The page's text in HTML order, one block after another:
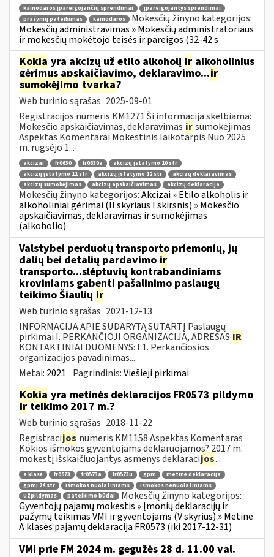
kainodaros įpareigojančių sprendimai
įpareigojantys sprendimai
prašymų pateikimas
kainodaros
Mokesčių žinyno kategorijos:
Mokesčių administravimas » Mokesčių administratoriaus
ir mokesčių mokėtojo teisės ir pareigos (32-42 s
Kokia yra akcizų už etilo alkoholį ir alkoholinius
gėrimus apskaičiavimo, deklaravimo...ir
sumokėjimo tvarka?
Web turinio sąrašas 2025-09-01
Registracijos numeris KM1271 Ši informacija skelbiama:
Mokesčio apskaičiavimas, deklaravimas irsumokėjimas
Aspektas Komentarai Mokestinis laikotarpis Nuo 2025
m. rugsėjo 1...
akcizai fr0630 fr0630a
akcizų įstatymo 10 str
akcizų įstatymo 11 str
akcizų įstatymo 12 str
akcizų deklaravimas
akcizų sumokėjimas
akcizų apskaičiavimas akcizų deklaracija
Mokesčių žinyno kategorijos:Akcizai » Etilo alkoholis ir
alkoholiniai gėrimai (II skyriaus I skirsnis) » Mokesčio
apskaičiavimas, deklaravimas ir sumokėjimas
(alkoholio)
Valstybei perduotų transporto priemonių, jų
dalių bei detalių pardavimo ir
transporto...slėptuvių kontrabandiniams
kroviniams gabenti pašalinimo paslaugų
teikimo Šiaulių ir
Web turinio sąrašas 2021-12-13
INFORMACIJA APIE SUDARYTĄ SUTARTĮ Paslaugų
pirkimai I. PERKANČIOJI ORGANIZACIJA, ADRESAS IR
KONTAKTINIAI DUOMENYS: I.1. Perkančiosios
organizacijos pavadinimas...
Metai: 2021 Pagrindinis:Viešieji pirkimai
Kokia yra metinės deklaracijos FR0573 pildymo
irteikimo 2017 m.?
Web turinio sąrašas 2018-11-22
Registracijos numeris KM1158 Aspektas Komentaras
Kokios išmokos gyventojams deklaruojamos? 2017 m.
mokestį išskaičiuojantys asmenys deklaracijos...
a klasė fr0573 fr0573a fr0573u gpm
metinė deklaracija
gpmį 24 str
išmokos nuolatiniams
išmokos nenuolatiniams
užpildymas
pateikimo būdai
Mokesčių žinyno kategorijos:
Gyventojų pajamų mokestis » Įmonių deklaracijų ir
pažymų teikimas VMI ir gyventojams (V skyrius) » Metinė
A klasės pajamų deklaracija FR0573 (iki 2017-12-31)
VMI prie FM 2024 m. gegužės 28 d. 11.00 val.